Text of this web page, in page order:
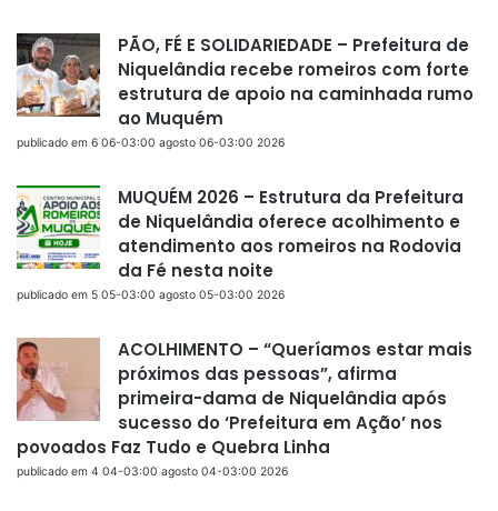
PÃO, FÉ E SOLIDARIEDADE – Prefeitura de
Niquelândia recebe romeiros com forte
estrutura de apoio na caminhada rumo
ao Muquém
publicado em 6 06-03:00 agosto 06-03:00 2026
MUQUÉM 2026 – Estrutura da Prefeitura
de Niquelândia oferece acolhimento e
atendimento aos romeiros na Rodovia
da Fé nesta noite
publicado em 5 05-03:00 agosto 05-03:00 2026
ACOLHIMENTO – “Queríamos estar mais
próximos das pessoas”, afirma
primeira-dama de Niquelândia após
sucesso do ‘Prefeitura em Ação’ nos
povoados Faz Tudo e Quebra Linha
publicado em 4 04-03:00 agosto 04-03:00 2026